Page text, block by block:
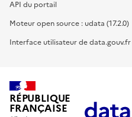
API du portail
Moteur open source : udata (17.2.0)
Interface utilisateur de
RÉPUBLIQUE
FRANÇAISE